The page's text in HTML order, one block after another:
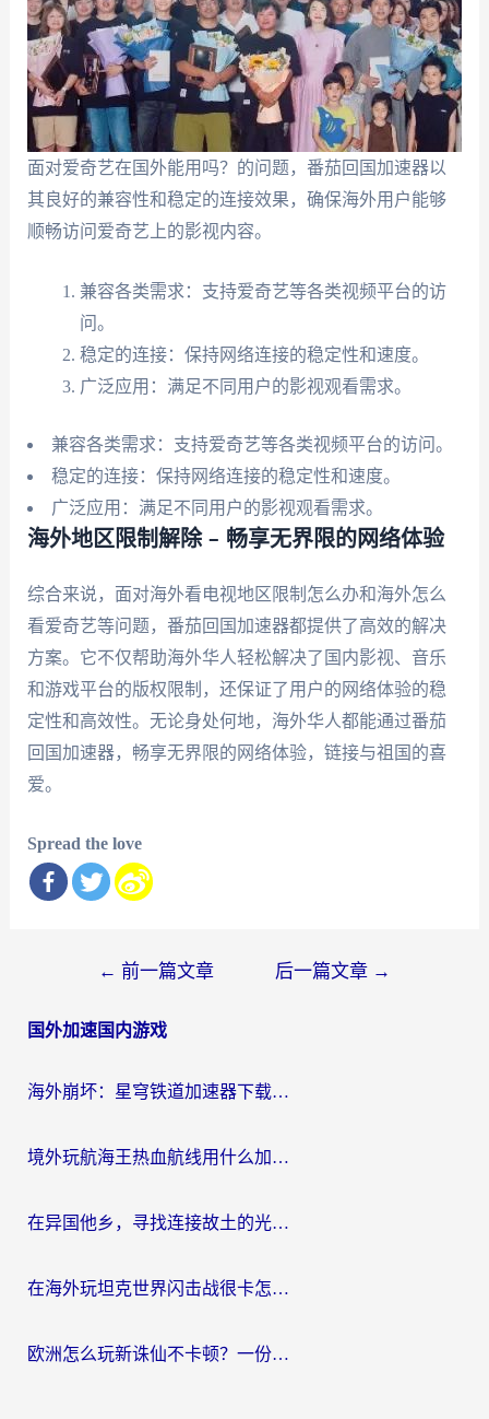
面对爱奇艺在国外能用吗？的问题，番茄回国加速器以
其良好的兼容性和稳定的连接效果，确保海外用户能够
顺畅访问爱奇艺上的影视内容。
兼容各类需求：支持爱奇艺等各类视频平台的访
问。
稳定的连接：保持网络连接的稳定性和速度。
广泛应用：满足不同用户的影视观看需求。
兼容各类需求：支持爱奇艺等各类视频平台的访问。
稳定的连接：保持网络连接的稳定性和速度。
广泛应用：满足不同用户的影视观看需求。
海外地区限制解除 – 畅享无界限的网络体验
综合来说，面对海外看电视地区限制怎么办和海外怎么
看爱奇艺等问题，番茄回国加速器都提供了高效的解决
方案。它不仅帮助海外华人轻松解决了国内影视、音乐
和游戏平台的版权限制，还保证了用户的网络体验的稳
定性和高效性。无论身处何地，海外华人都能通过番茄
回国加速器，畅享无界限的网络体验，链接与祖国的喜
爱。
Spread the love
导
← 前一篇文章 后一篇文章 →
国外加速国内游戏
海外崩坏：星穹铁道加速器下载安装：一份给游子的终极网络指南
境外玩航海王热血航线用什么加速器？2026海外玩家实测最优方案（附欧洲问道堡垒前线加速技巧）
在异国他乡，寻找连接故土的光明大陆免费加速器
在海外玩坦克世界闪击战很卡怎么办？老玩家亲测有效的加速器选择指南
欧洲怎么玩新诛仙不卡顿？一份给海外游子的国服游戏畅玩指南